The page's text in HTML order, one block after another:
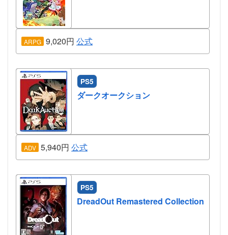
ARPG 9,020円 公式
PS5
ダークオークション
ADV 5,940円 公式
PS5
DreadOut Remastered Collection